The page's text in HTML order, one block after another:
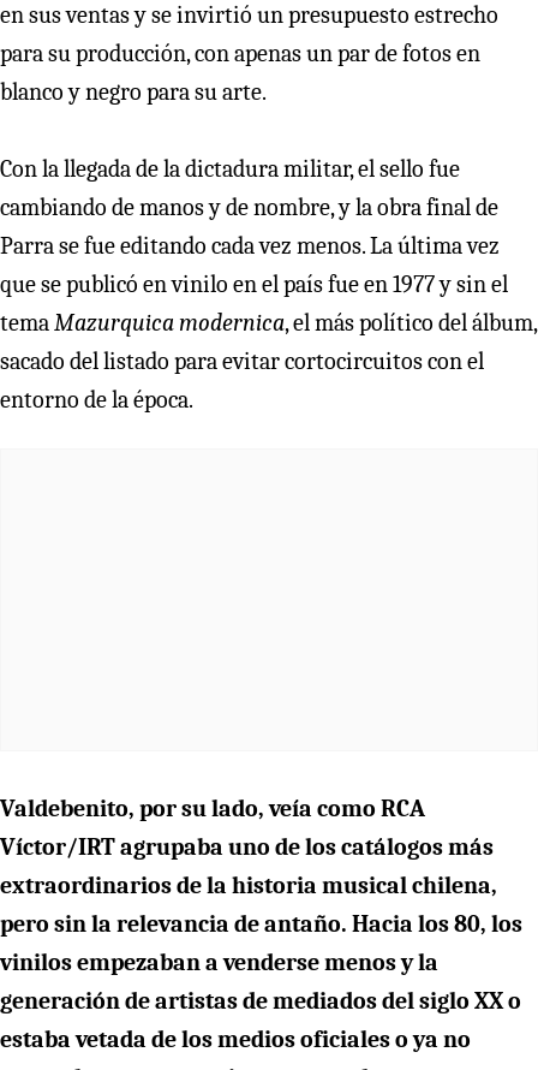
en sus ventas y se invirtió un presupuesto estrecho
para su producción, con apenas un par de fotos en
blanco y negro para su arte.
Con la llegada de la dictadura militar, el sello fue
cambiando de manos y de nombre, y la obra final de
Parra se fue editando cada vez menos. La última vez
que se publicó en vinilo en el país fue en 1977 y sin el
temaMazurquica modernica, el más político del álbum,
sacado del listado para evitar cortocircuitos con el
entorno de la época.
Valdebenito, por su lado, veía como RCA
Víctor/IRT agrupaba uno de los catálogos más
extraordinarios de la historia musical chilena,
pero sin la relevancia de antaño. Hacia los 80, los
vinilos empezaban a venderse menos y la
generación de artistas de mediados del siglo XX o
estaba vetada de los medios oficiales o ya no